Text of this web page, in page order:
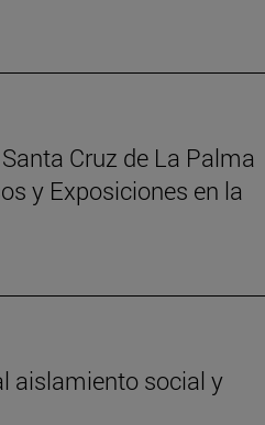
Cruz de La Palma
y Exposiciones en la
aislamiento social y